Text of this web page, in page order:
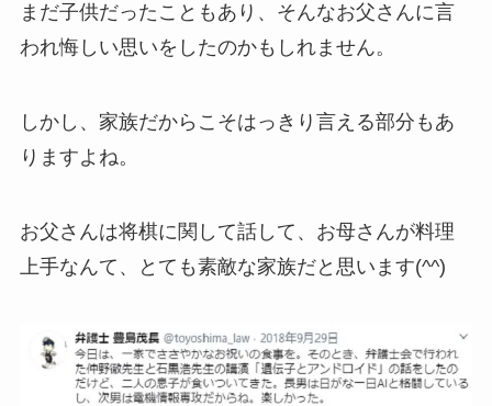
まだ子供だったこともあり、そんなお父さんに言
われ悔しい思いをしたのかもしれません。
しかし、家族だからこそはっきり言える部分もあ
りますよね。
お父さんは将棋に関して話して、お母さんが料理
上手なんて、とても素敵な家族だと思います(^^)